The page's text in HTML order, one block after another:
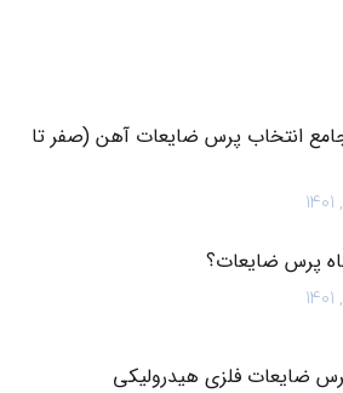
انتخاب پرس ضایعات آهن (صفر تا
پرس ضایعات؟
ضایعات فلزی هیدرولیکی